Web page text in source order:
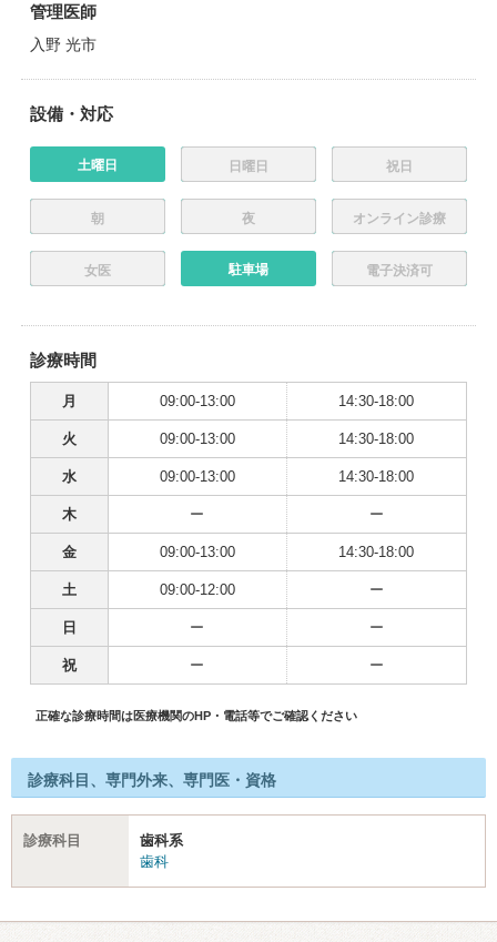
管理医師
入野 光市
設備・対応
土曜日 日曜日 祝日
朝 夜 オンライン診療
女医 駐車場 電子決済可
診療時間
月 09:00-13:00 14:30-18:00
火 09:00-13:00 14:30-18:00
水 09:00-13:00 14:30-18:00
木 ー ー
金 09:00-13:00 14:30-18:00
土 09:00-12:00 ー
日 ー ー
祝 ー ー
正確な診療時間は医療機関のHP・電話等でご確認ください
診療科目、専門外来、専門医・資格
診療科目
歯科系
歯科